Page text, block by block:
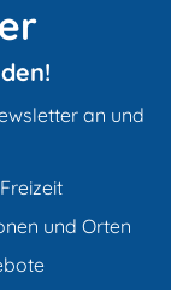
an und
und Orten